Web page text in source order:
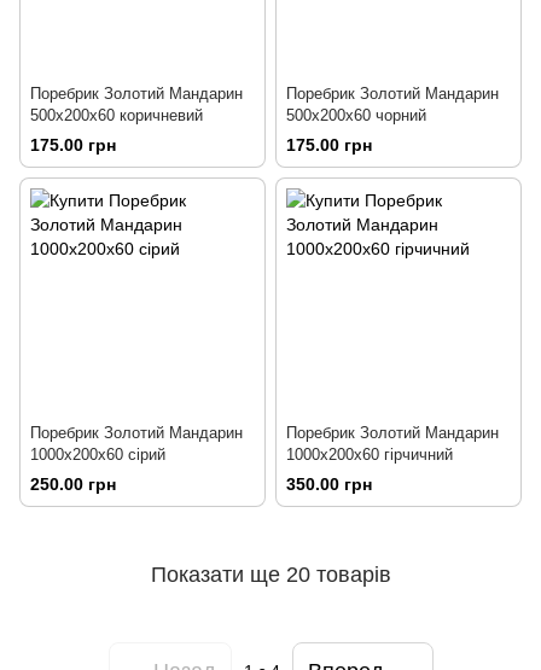
Поребрик Золотий Мандарин
500х200х60 коричневий
175.00 грн
Поребрик Золотий Мандарин
500х200х60 чорний
175.00 грн
Поребрик Золотий Мандарин
1000х200х60 сірий
250.00 грн
Поребрик Золотий Мандарин
1000х200х60 гірчичний
350.00 грн
Показати ще 20 товарів